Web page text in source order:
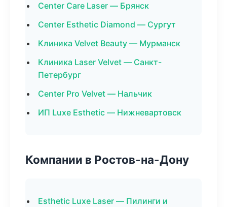
Center Care Laser — Брянск
Center Esthetic Diamond — Сургут
Клиника Velvet Beauty — Мурманск
Клиника Laser Velvet — Санкт-
Петербург
Center Pro Velvet — Нальчик
ИП Luxe Esthetic — Нижневартовск
Компании в Ростов-на-Дону
Esthetic Luxe Laser — Пилинги и